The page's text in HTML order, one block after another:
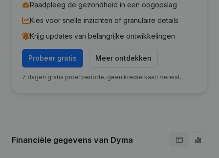
Raadpleeg de gezondheid in een oogopslag
Kies voor snelle inzichten of granulaire details
Krijg updates van belangrijke ontwikkelingen
Probeer gratis Meer ontdekken
7 dagen gratis proefperiode, geen kredietkaart vereist.
Financiële gegevens van Dyma